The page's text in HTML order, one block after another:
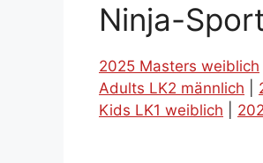
Ninja-
2025 Masters weiblich
Adults LK2 männlich
Kids LK1 weiblich